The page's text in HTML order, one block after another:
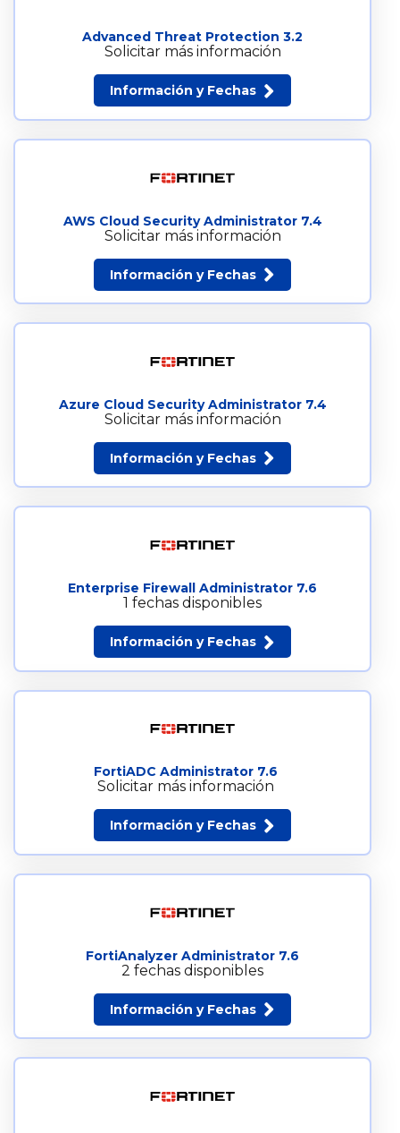
Advanced Threat Protection 3.2
Solicitar más información
Información y Fechas
AWS Cloud Security Administrator 7.4
Solicitar más información
Información y Fechas
Azure Cloud Security Administrator 7.4
Solicitar más información
Información y Fechas
Enterprise Firewall Administrator 7.6
1 fechas disponibles
Información y Fechas
FortiADC Administrator 7.6
Solicitar más información
Información y Fechas
FortiAnalyzer Administrator 7.6
2 fechas disponibles
Información y Fechas